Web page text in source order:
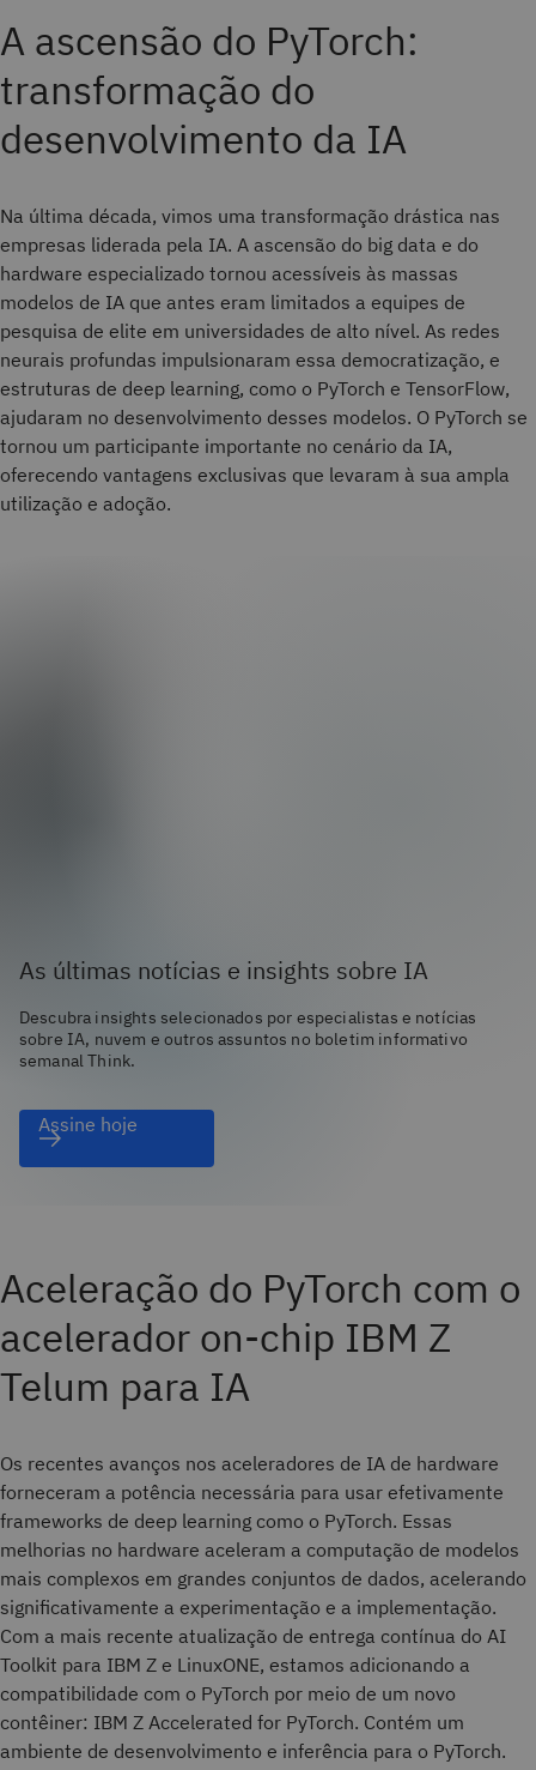
A ascensão do PyTorch:
transformação do
desenvolvimento da IA
Na última década, vimos uma transformação drástica nas
empresas liderada pela IA. A ascensão do big data e do
hardware especializado tornou acessíveis às massas
modelos de IA que antes eram limitados a equipes de
pesquisa de elite em universidades de alto nível. As redes
neurais profundas impulsionaram essa democratização, e
estruturas de deep learning, como o PyTorch e TensorFlow,
ajudaram no desenvolvimento desses modelos. O PyTorch se
tornou um participante importante no cenário da IA,
oferecendo vantagens exclusivas que levaram à sua ampla
utilização e adoção.
As últimas notícias e insights sobre IA
Descubra insights selecionados por especialistas e notícias
sobre IA, nuvem e outros assuntos no boletim informativo
semanal Think.
Assine hoje
Aceleração do PyTorch com o
acelerador on-chip IBM Z
Telum para IA
Os recentes avanços nos aceleradores de IA de hardware
forneceram a potência necessária para usar efetivamente
frameworks de deep learning como o PyTorch. Essas
melhorias no hardware aceleram a computação de modelos
mais complexos em grandes conjuntos de dados, acelerando
significativamente a experimentação e a implementação.
Com a mais recente atualização de entrega contínua do AI
Toolkit para IBM Z e LinuxONE, estamos adicionando a
compatibilidade com o PyTorch por meio de um novo
contêiner: IBM Z Accelerated for PyTorch. Contém um
ambiente de desenvolvimento e inferência para o PyTorch.